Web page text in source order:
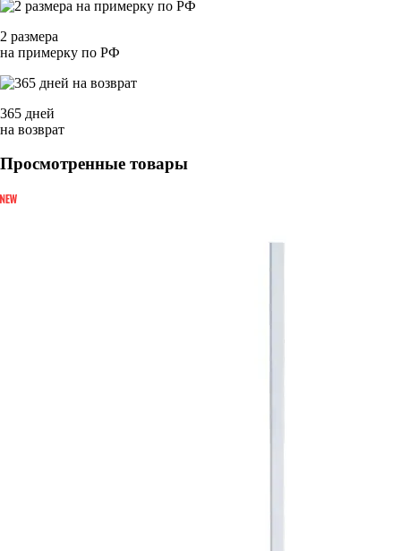
2 размера
на примерку по РФ
365 дней
на возврат
Просмотренные товары